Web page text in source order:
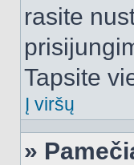
rasite
Tapsite
Į viršų
»